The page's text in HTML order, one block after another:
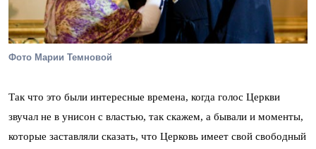
Фото Марии Темновой
Так что это были интересные времена, когда голос Церкви
звучал не в унисон с властью, так скажем, а бывали и моменты,
которые заставляли сказать, что Церковь имеет свой свободный